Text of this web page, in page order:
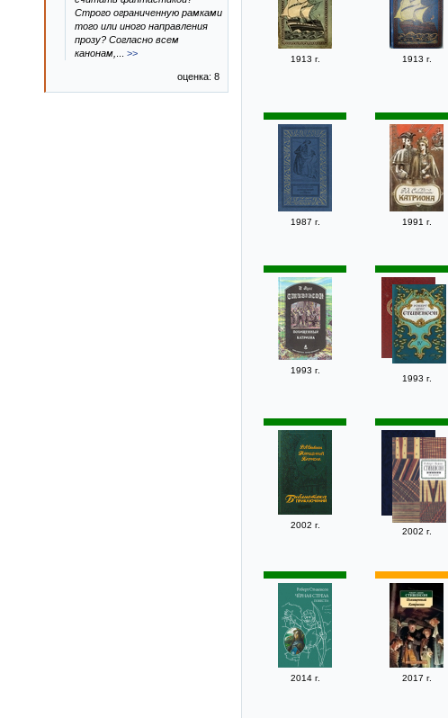
1913 г. 1913 г.
1987 г. 1991 г.
1993 г.
1993 г.
2002 г.
2002 г.
2014 г. 2017 г.
Строго ограниченную рамками
того или иного направления
прозу? Согласно всем
канонам,
>>
оценка: 8